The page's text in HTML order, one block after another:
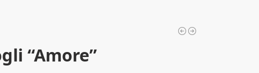
“Amore”